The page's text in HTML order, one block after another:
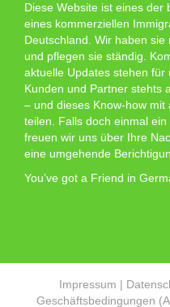
Diese Website ist eines der
eines kommerziellen
Deutschland. Wir haben
und pflegen sie ständig.
aktuelle Updates stehen
Kunden und Partner stehts
– und dieses Know-how
teilen. Falls doch einmal
freuen wir uns über Ihre
eine umgehende
You’ve got a Friend in
Impressum |
Geschäftsbedingungen